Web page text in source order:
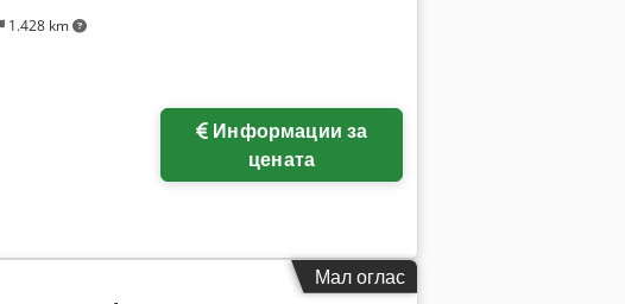
1.428 km
цената
Мал оглас